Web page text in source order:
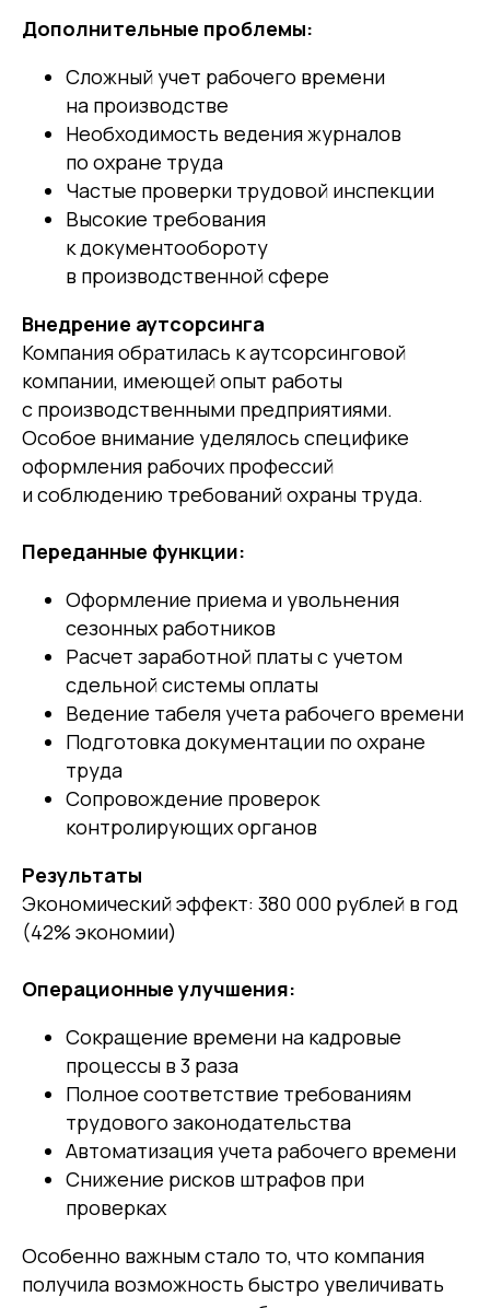
Дополнительные проблемы:
Сложный учет рабочего времени
на производстве
Необходимость ведения журналов
по охране труда
Частые проверки трудовой инспекции
Высокие требования
к документообороту
в производственной сфере
Внедрение аутсорсинга
Компания обратилась к аутсорсинговой
компании, имеющей опыт работы
с производственными предприятиями.
Особое внимание уделялось специфике
оформления рабочих профессий
и соблюдению требований охраны труда.
Переданные функции:
Оформление приема и увольнения
сезонных работников
Расчет заработной платы с учетом
сдельной системы оплаты
Ведение табеля учета рабочего времени
Подготовка документации по охране
труда
Сопровождение проверок
контролирующих органов
Результаты
Экономический эффект: 380 000 рублей в год
(42% экономии)
Операционные улучшения:
Сокращение времени на кадровые
процессы в 3 раза
Полное соответствие требованиям
трудового законодательства
Автоматизация учета рабочего времени
Снижение рисков штрафов при
проверках
Особенно важным стало то, что компания
получила возможность быстро увеличивать